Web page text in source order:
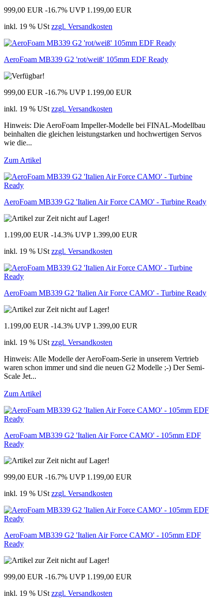
999,00 EUR -16.7% UVP 1.199,00 EUR
inkl. 19 % USt zzgl. Versandkosten
AeroFoam MB339 G2 'rot/weiß' 105mm EDF Ready
999,00 EUR -16.7% UVP 1.199,00 EUR
inkl. 19 % USt zzgl. Versandkosten
Hinweis: Die AeroFoam Impeller-Modelle bei FINAL-Modellbau
beinhalten die gleichen leistungstarken und hochwertigen Servos
wie die...
Zum Artikel
AeroFoam MB339 G2 'Italien Air Force CAMO' - Turbine Ready
1.199,00 EUR -14.3% UVP 1.399,00 EUR
inkl. 19 % USt zzgl. Versandkosten
AeroFoam MB339 G2 'Italien Air Force CAMO' - Turbine Ready
1.199,00 EUR -14.3% UVP 1.399,00 EUR
inkl. 19 % USt zzgl. Versandkosten
Hinweis: Alle Modelle der AeroFoam-Serie in unserem Vertrieb
waren schon immer und sind die neuen G2 Modelle ;-) Der Semi-
Scale Jet...
Zum Artikel
AeroFoam MB339 G2 'Italien Air Force CAMO' - 105mm EDF
Ready
999,00 EUR -16.7% UVP 1.199,00 EUR
inkl. 19 % USt zzgl. Versandkosten
AeroFoam MB339 G2 'Italien Air Force CAMO' - 105mm EDF
Ready
999,00 EUR -16.7% UVP 1.199,00 EUR
inkl. 19 % USt zzgl. Versandkosten